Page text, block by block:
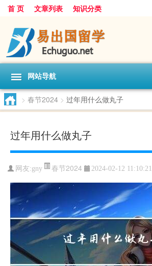
首 页 文章列表 知识分类
网站导航
> 春节2024 > 过年用什么做丸子
过年用什么做丸子
网友:gny 春节2024 2024-02-12 11:10:21